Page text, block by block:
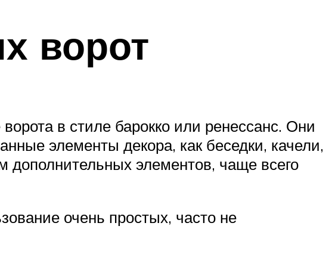
ворот
в стиле барокко или ренессанс. Они
элементы декора, как беседки, качели,
дополнительных элементов, чаще всего
очень простых, часто не